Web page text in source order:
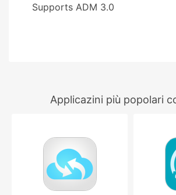
Supports ADM 3.0
Applicazini più popolari